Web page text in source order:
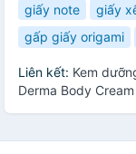
giấy note
giấy
gấp giấy origami
Liên kết: Kem
Derma Body